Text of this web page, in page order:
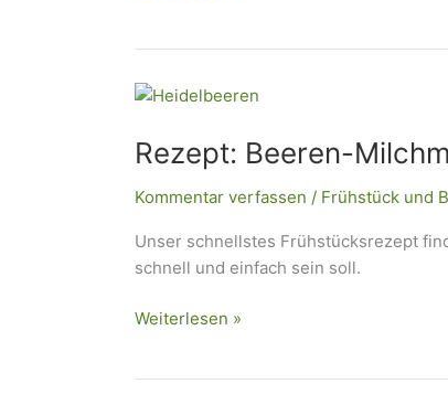
Rezept: Beeren-
Kommentar verfassen / Frühstück und
Unser schnellstes Frühstücksrezept
schnell und einfach sein soll.
Rezept:
Milchmix
Weiterlesen »